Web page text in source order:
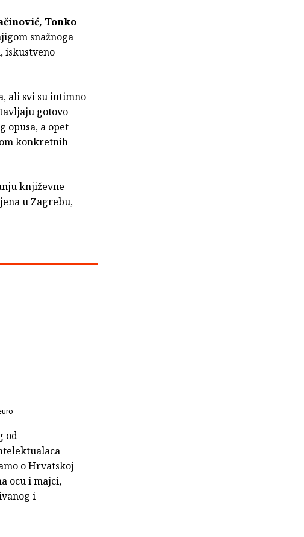
Tonko
snažnoga
iskustveno
ali svi su intimno
gotovo
opusa, a opet
konkretnih
književne
u Zagrebu,
od
o Hrvatskoj
ocu i majci,
i